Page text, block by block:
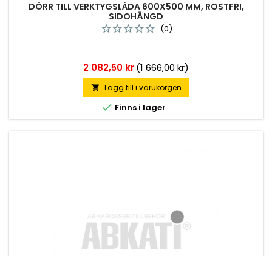
DÖRR TILL VERKTYGSLÅDA 600X500 MM, ROSTFRI,
SIDOHÄNGD
(0)
Pris
2 082,50 kr(1 666,00 kr)
 Lägg till i varukorgen
 Finns i lager